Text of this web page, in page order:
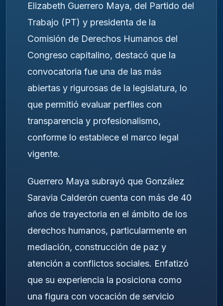
Elizabeth Guerrero Maya, del Partido del
Trabajo (PT) y presidenta de la
Comisión de Derechos Humanos del
Congreso capitalino, destacó que la
convocatoria fue una de las más
abiertas y rigurosas de la legislatura, lo
que permitió evaluar perfiles con
transparencia y profesionalismo,
conforme lo establece el marco legal
vigente.
Guerrero Maya subrayó que González
Saravia Calderón cuenta con más de 40
años de trayectoria en el ámbito de los
derechos humanos, particularmente en
mediación, construcción de paz y
atención a conflictos sociales. Enfatizó
que su experiencia la posiciona como
una figura con vocación de servicio